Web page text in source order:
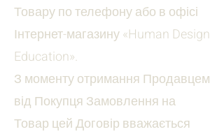
Товару по телефону або в офісі
Інтернет-магазину «Human Design
Education».
З моменту отримання Продавцем
від Покупця Замовлення на
Товар цей Договір вважається